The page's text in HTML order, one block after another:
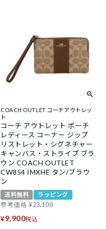
COACH OUTLET コーチアウトレッ
ト
コーチ アウトレット ポーチ
レディース コーナー ジップ
リストレット・シグネチャー
キャンバス・ストライプ ブラ
ウン COACH OUTLET
CW854 IMXHE タン/ブラウ
ン
送料無料
ラッピング
参考価格 ¥23,100
¥9,900税込